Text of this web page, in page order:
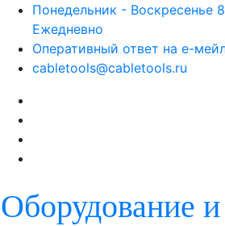
Skip
content
Понедельник - Воскресенье
Ежедневно
Оперативный ответ на е-
cabletools@cabletools.ru
Оборудование и